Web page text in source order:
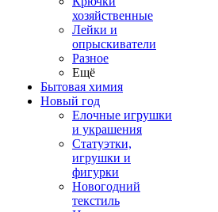
хозяйственные
Лейки и
опрыскиватели
Разное
Ещё
Бытовая химия
Новый год
Елочные игрушки
и украшения
Статуэтки,
игрушки и
фигурки
Новогодний
текстиль